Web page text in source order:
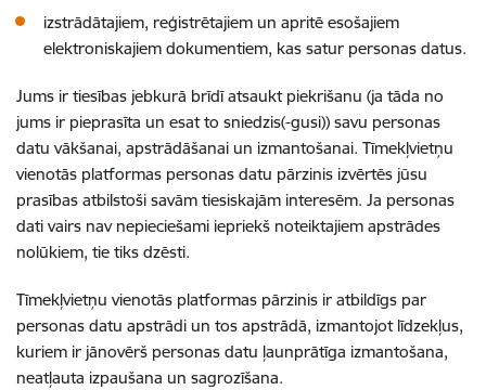
izstrādātajiem, reģistrētajiem un apritē esošajiem
elektroniskajiem dokumentiem, kas satur personas datus.
Jums ir tiesības jebkurā brīdī atsaukt piekrišanu (ja tāda no
jums ir pieprasīta un esat to sniedzis(-gusi)) savu personas
datu vākšanai, apstrādāšanai un izmantošanai. Tīmekļvietņu
vienotās platformas personas datu pārzinis izvērtēs jūsu
prasības atbilstoši savām tiesiskajām interesēm. Ja personas
dati vairs nav nepieciešami iepriekš noteiktajiem apstrādes
nolūkiem, tie tiks dzēsti.
Tīmekļvietņu vienotās platformas pārzinis ir atbildīgs par
personas datu apstrādi un tos apstrādā, izmantojot līdzekļus,
kuriem ir jānovērš personas datu ļaunprātīga izmantošana,
neatļauta izpaušana un sagrozīšana.